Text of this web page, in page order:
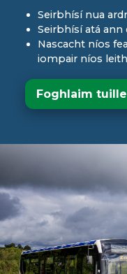
Seirbhísí nua
Seirbhísí atá ann
Nascacht níos
iompair níos
Foghlaim